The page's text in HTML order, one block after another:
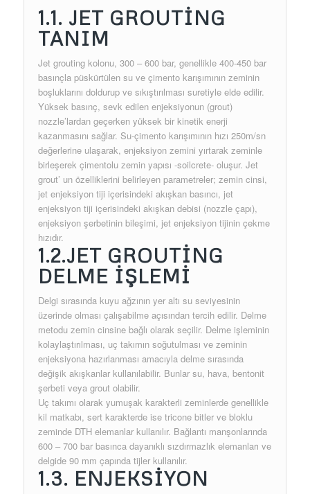
1.1. JET GROUTİNG
TANIM
Jet grouting kolonu, 300 – 600 bar, genellikle 400-450 bar
basınçla püskürtülen su ve çimento karışımının zeminin
boşluklarını doldurup ve sıkıştırılması suretiyle elde edilir.
Yüksek basınç, sevk edilen enjeksiyonun (grout)
nozzle’lardan geçerken yüksek bir kinetik enerji
kazanmasını sağlar. Su-çimento karışımının hızı 250m/sn
değerlerine ulaşarak, enjeksiyon zemini yırtarak zeminle
birleşerek çimentolu zemin yapısı -soilcrete- oluşur. Jet
grout’ un özelliklerini belirleyen parametreler; zemin cinsi,
jet enjeksiyon tiji içerisindeki akışkan basıncı, jet
enjeksiyon tiji içerisindeki akışkan debisi (nozzle çapı),
enjeksiyon şerbetinin bileşimi, jet enjeksiyon tijinin çekme
hızıdır.
1.2.JET GROUTİNG
DELME İŞLEMİ
Delgi sırasında kuyu ağzının yer altı su seviyesinin
üzerinde olması çalışabilme açısından tercih edilir. Delme
metodu zemin cinsine bağlı olarak seçilir. Delme işleminin
kolaylaştırılması, uç takımın soğutulması ve zeminin
enjeksiyona hazırlanması amacıyla delme sırasında
değişik akışkanlar kullanılabilir. Bunlar su, hava, bentonit
şerbeti veya grout olabilir.
Uç takımı olarak yumuşak karakterli zeminlerde genellikle
kil matkabı, sert karakterde ise tricone bitler ve bloklu
zeminde DTH elemanlar kullanılır. Bağlantı manşonlarında
600 – 700 bar basınca dayanıklı sızdırmazlık elemanları ve
delgide 90 mm çapında tijler kullanılır.
1.3. ENJEKSİYON